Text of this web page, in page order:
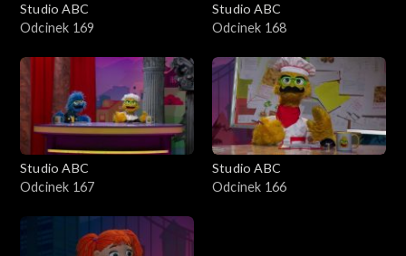
Studio ABC
Odcinek 169
Studio ABC
Odcinek 168
Studio ABC
Odcinek 167
Studio ABC
Odcinek 166